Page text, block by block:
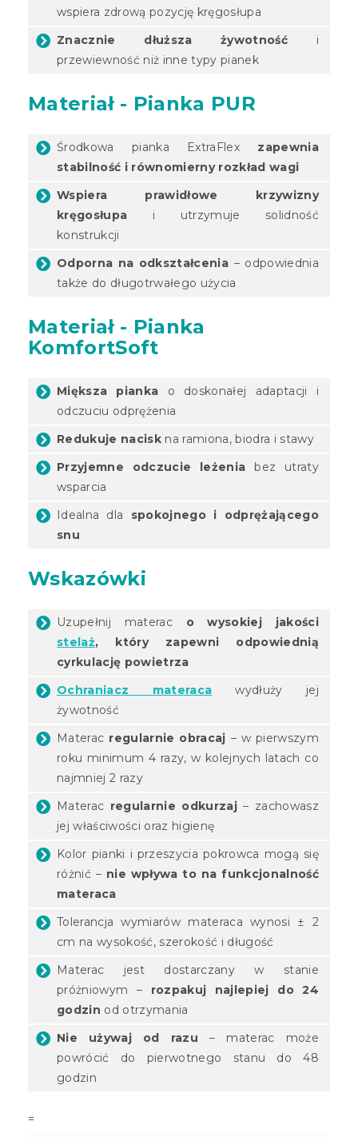
wspiera zdrową pozycję kręgosłupa
Znacznie dłuższa żywotność i
przewiewność niż inne typy pianek
Materiał - Pianka PUR
Środkowa pianka ExtraFlex zapewnia
stabilność i równomierny rozkład wagi
Wspiera prawidłowe krzywizny
kręgosłupa i utrzymuje solidność
konstrukcji
Odporna na odkształcenia – odpowiednia
także do długotrwałego użycia
Materiał - Pianka
KomfortSoft
Miększa pianka o doskonałej adaptacji i
odczuciu odprężenia
Redukuje nacisk na ramiona, biodra i stawy
Przyjemne odczucie leżenia bez utraty
wsparcia
Idealna dla spokojnego i odprężającego
snu
Wskazówki
Uzupełnij materac o wysokiej jakości
stelaż, który zapewni odpowiednią
cyrkulację powietrza
Ochraniacz materaca wydłuży jej
żywotność
Materac regularnie obracaj – w pierwszym
roku minimum 4 razy, w kolejnych latach co
najmniej 2 razy
Materac regularnie odkurzaj – zachowasz
jej właściwości oraz higienę
Kolor pianki i przeszycia pokrowca mogą się
różnić – nie wpływa to na funkcjonalność
materaca
Tolerancja wymiarów materaca wynosi ± 2
cm na wysokość, szerokość i długość
Materac jest dostarczany w stanie
próżniowym – rozpakuj najlepiej do 24
godzin od otrzymania
Nie używaj od razu – materac może
powrócić do pierwotnego stanu do 48
godzin
=